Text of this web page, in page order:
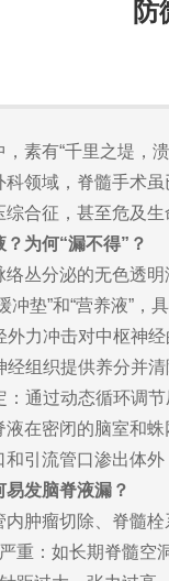
素有“千里之堤，
科领域，脊髓手术
合征，甚至危及生
为何“漏不得”？
络丛分泌的无色透
冲垫”和“营养液”，
力冲击对中枢神经
经组织提供养分并清
通过动态循环调节
液在密闭的脑室和
引流管口渗出体
发脑脊液漏？
内肿瘤切除、脊髓
重：如长期脊髓空